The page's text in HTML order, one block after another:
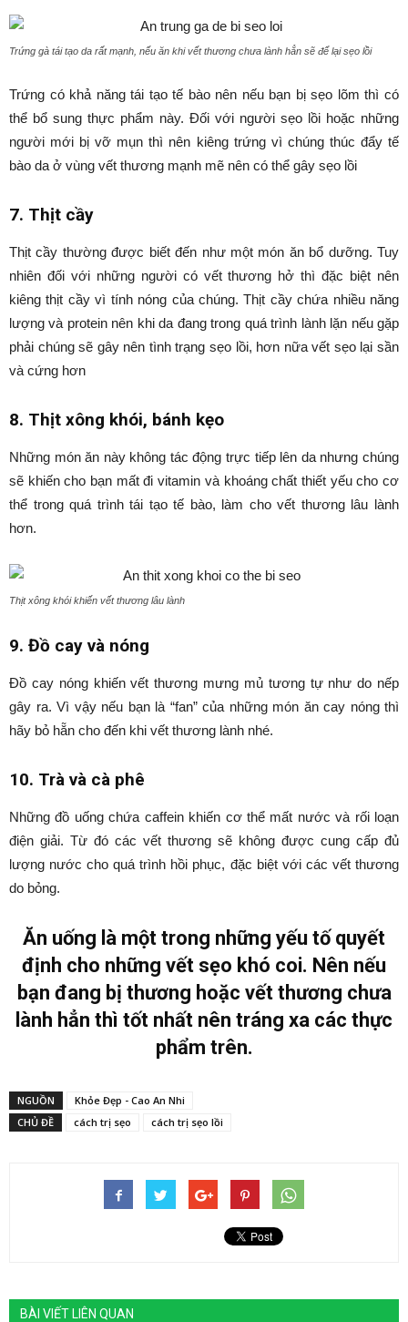
Trứng gà tái tạo da rất mạnh, nếu ăn khi vết thương chưa lành hẳn sẽ để lại sẹo lồi
Trứng có khả năng tái tạo tế bào nên nếu bạn bị sẹo lõm thì có
thể bổ sung thực phẩm này. Đối với người sẹo lồi hoặc những
người mới bị vỡ mụn thì nên kiêng trứng vì chúng thúc đẩy tế
bào da ở vùng vết thương mạnh mẽ nên có thể gây sẹo lồi
7. Thịt cầy
Thịt cầy thường được biết đến như một món ăn bổ dưỡng. Tuy
nhiên đối với những người có vết thương hở thì đặc biệt nên
kiêng thịt cầy vì tính nóng của chúng. Thịt cầy chứa nhiều năng
lượng và protein nên khi da đang trong quá trình lành lặn nếu gặp
phải chúng sẽ gây nên tình trạng sẹo lồi, hơn nữa vết sẹo lại sần
và cứng hơn
8. Thịt xông khói, bánh kẹo
Những món ăn này không tác động trực tiếp lên da nhưng chúng
sẽ khiến cho bạn mất đi vitamin và khoáng chất thiết yếu cho cơ
thể trong quá trình tái tạo tế bào, làm cho vết thương lâu lành
hơn.
Thịt xông khói khiến vết thương lâu lành
9. Đồ cay và nóng
Đồ cay nóng khiến vết thương mưng mủ tương tự như do nếp
gây ra. Vì vậy nếu bạn là “fan” của những món ăn cay nóng thì
hãy bỏ hẵn cho đến khi vết thương lành nhé.
10. Trà và cà phê
Những đồ uống chứa caffein khiến cơ thể mất nước và rối loạn
điện giải. Từ đó các vết thương sẽ không được cung cấp đủ
lượng nước cho quá trình hồi phục, đặc biệt với các vết thương
do bỏng.
Ăn uống là một trong những yếu tố quyết
định cho những vết sẹo khó coi. Nên nếu
bạn đang bị thương hoặc vết thương chưa
lành hẳn thì tốt nhất nên tráng xa các thực
phẩm trên.
NGUỒN
Khỏe Đẹp - Cao An Nhi
CHỦ ĐỀ
cách trị sẹo cách trị sẹo lồi
BÀI VIẾT LIÊN QUAN